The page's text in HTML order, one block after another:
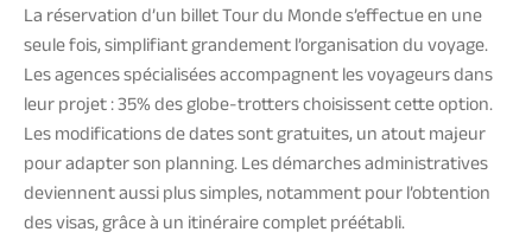
La réservation d’un billet Tour du Monde s’effectue en une
seule fois, simplifiant grandement l’organisation du voyage.
Les agences spécialisées accompagnent les voyageurs dans
leur projet : 35% des globe-trotters choisissent cette option.
Les modifications de dates sont gratuites, un atout majeur
pour adapter son planning. Les démarches administratives
deviennent aussi plus simples, notamment pour l’obtention
des visas, grâce à un itinéraire complet préétabli.